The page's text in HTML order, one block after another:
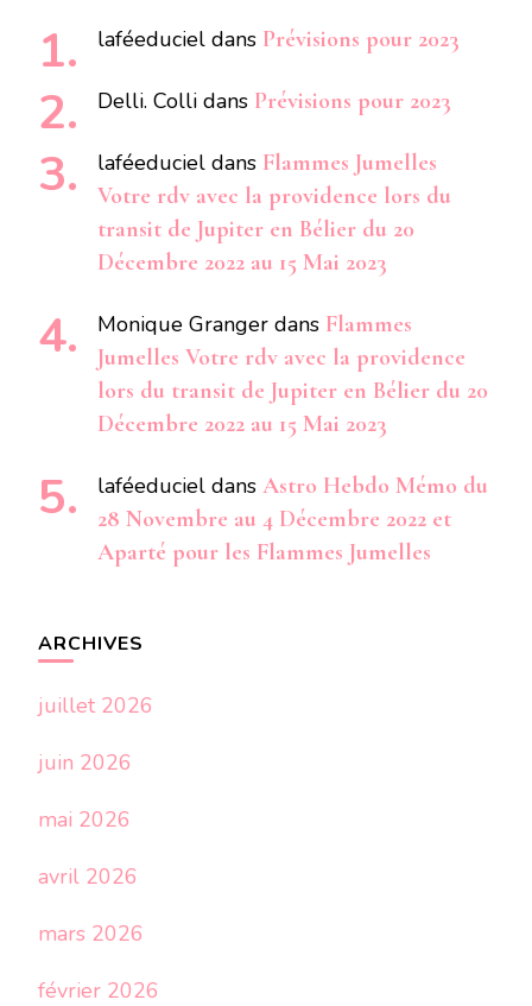
laféeduciel dans Prévisions pour 2023
Delli. Colli dans Prévisions pour 2023
laféeduciel dans Flammes Jumelles
Votre rdv avec la providence lors du
transit de Jupiter en Bélier du 20
Décembre 2022 au 15 Mai 2023
Monique Granger dans Flammes
Jumelles Votre rdv avec la providence
lors du transit de Jupiter en Bélier du 20
Décembre 2022 au 15 Mai 2023
laféeduciel dans Astro Hebdo Mémo du
28 Novembre au 4 Décembre 2022 et
Aparté pour les Flammes Jumelles
ARCHIVES
juillet 2026
juin 2026
mai 2026
avril 2026
mars 2026
février 2026